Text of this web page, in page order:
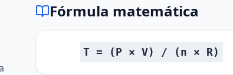
Fórmula matemática
T = (P × V) / (n × R)